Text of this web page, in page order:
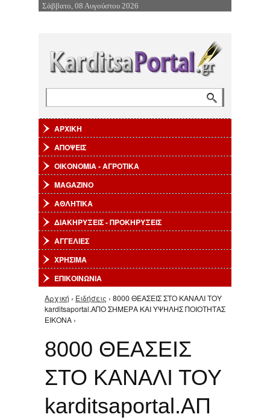
Επιστροφή στην Πλοήγηση
Σάββατο, 08 Αυγούστου 2026
ΑΡΧΙΚΗ
ΑΠΟΨΕΙΣ
ΟΙΚΟΝΟΜΙΑ - ΑΓΡΟΤΙΚΑ
MAGAZINO
ΑΘΛΗΤΙΚΑ
ΔΙΑΚΗΡΥΞΕΙΣ - ΠΡΟΚΗΡΥΞΕΙΣ
ΑΓΓΕΛΙΕΣ
ΧΡΗΣΙΜΑ
ΕΠΙΚΟΙΝΩΝΙΑ
Είστε εδώ
Αρχική › Ειδήσεις › 8000 ΘΕΑΣΕΙΣ ΣΤΟ ΚΑΝΑΛΙ ΤΟΥ
karditsaportal.ΑΠΟ ΣΗΜΕΡΑ ΚΑΙ ΥΨΗΛΗΣ ΠΟΙΟΤΗΤΑΣ
ΕΙΚΟΝΑ ›
8000 ΘΕΑΣΕΙΣ
ΣΤΟ ΚΑΝΑΛΙ ΤΟΥ
karditsaportal.ΑΠ